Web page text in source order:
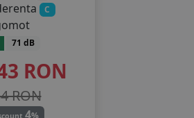
C
71 dB
RON
RON
4%